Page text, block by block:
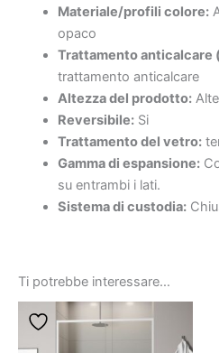
Materiale/profili colore:
opaco
Trattamento anticalcare
trattamento anticalcare
Altezza del prodotto:
Reversibile:Si
Trattamento del vetro:
Gamma di espansione:
su entrambi i lati.
Sistema di custodia:
Ti potrebbe interessare…